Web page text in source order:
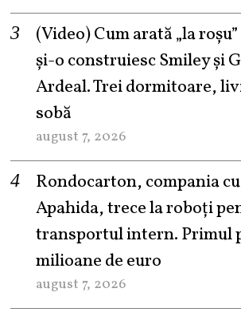
(Video) Cum arată „la
şi-o construiesc Smiley şi
Ardeal. Trei dormitoare,
sobă
august 7, 2026
Rondocarton, compania
Apahida, trece la roboți
transportul intern. Primul
milioane de euro
august 7, 2026